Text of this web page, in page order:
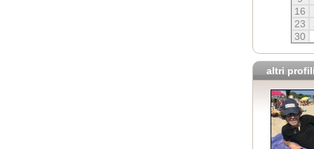
16
23
30
altri